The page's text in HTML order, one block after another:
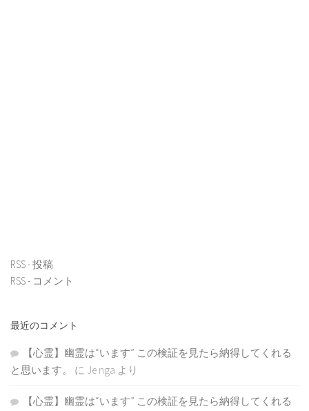
RSS - 投稿
RSS - コメント
最近のコメント
【心霊】幽霊は“います” この検証を見たら納得してくれる
と思います。
に Je nga より
【心霊】幽霊は“います” この検証を見たら納得してくれる